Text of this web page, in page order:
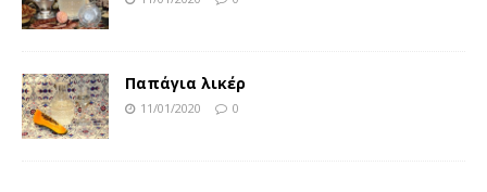
Παπάγια λικέρ
11/01/2020 0